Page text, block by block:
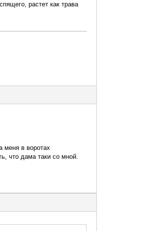
растет как трава
меня в воротах
что дама таки со мной.